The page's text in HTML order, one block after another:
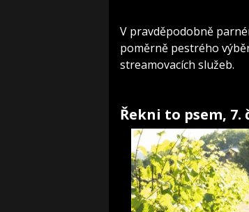
V pravděpodobně
poměrně pestrého
streamovacích služeb.
Řekni to psem, 7.